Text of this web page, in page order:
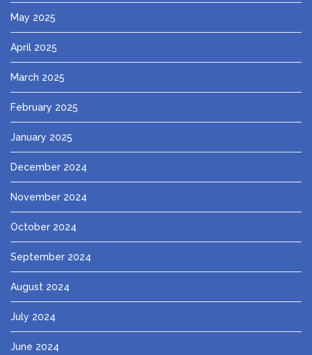
May 2025
April 2025
March 2025
February 2025
January 2025
December 2024
November 2024
October 2024
September 2024
August 2024
July 2024
June 2024